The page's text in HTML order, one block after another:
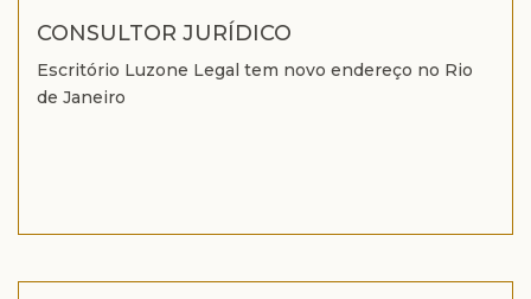
CONSULTOR JURÍDICO
Escritório Luzone Legal tem novo endereço no Rio
de Janeiro